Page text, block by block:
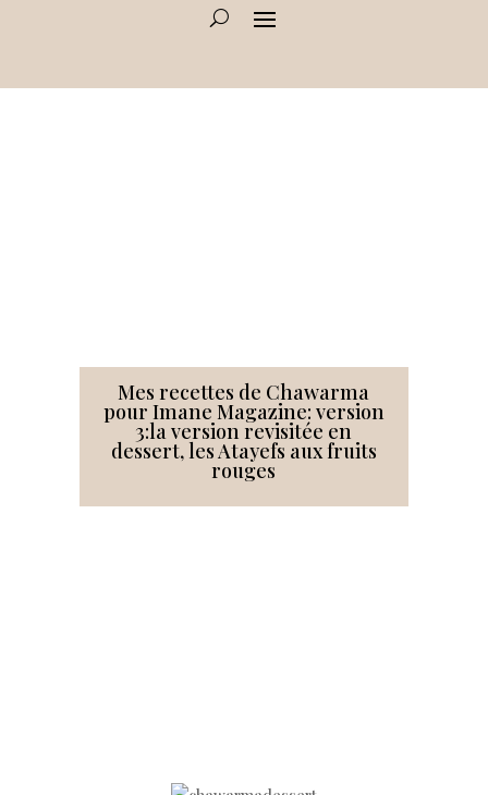
Mes recettes de Chawarma
pour Imane Magazine: version
3:la version revisitée en
dessert, les Atayefs aux fruits
rouges